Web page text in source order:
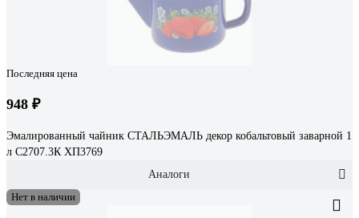
Последняя цена
948 ₽
Эмалированный чайник СТАЛЬЭМАЛЬ декор кобальтовый заварной 1
л С2707.3К ХП3769
Аналоги
Нет в наличии